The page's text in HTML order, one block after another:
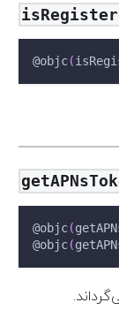
@objc(
@objc(
@objc(